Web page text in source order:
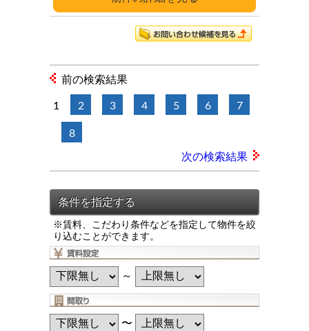
前の検索結果
1 2 3 4 5 6 7
8
次の検索結果
※賃料、こだわり条件などを指定して物件を絞
り込むことができます。
～
〜